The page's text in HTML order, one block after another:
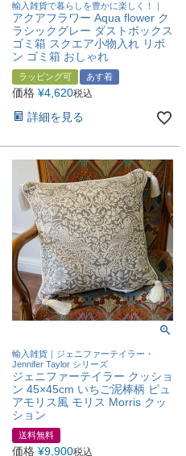
輸入雑貨で暮らしを豊かに楽しく！｜
アクアフラワー Aqua flower ク
ラシックグレー ダストボックス
ゴミ箱 スクエア小物入れ リボ
ン ゴミ箱 おしゃれ
ラッピング可 あす着
価格 ¥4,620税込
詳細を見る
輸入雑貨｜ジェニファーテイラー・
Jennifer Taylor シリーズ
ジェニファーテイラー クッショ
ン 45×45cm いちご泥棒柄 ピュ
アモリス風 モリス Morris クッ
ション
送料無料
価格 ¥9,900税込